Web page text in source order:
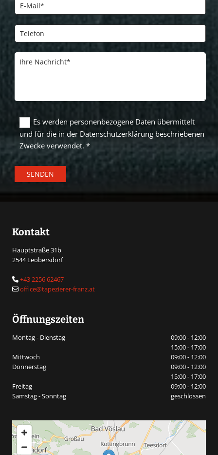
Es werden personenbezogene Daten übermittelt
und für die in der Datenschutzerklärung beschriebenen
Zwecke verwendet. *
Kontakt
Hauptstraße 31b
2544 Leobersdorf
 +43 2256 62467
 office@tapezierer-franz.at
Öffnungszeiten
Montag - Dienstag
09:00 - 12:00
15:00 - 17:00
Mittwoch
09:00 - 12:00
Donnerstag
09:00 - 12:00
15:00 - 17:00
Freitag
09:00 - 12:00
Samstag - Sonntag
geschlossen